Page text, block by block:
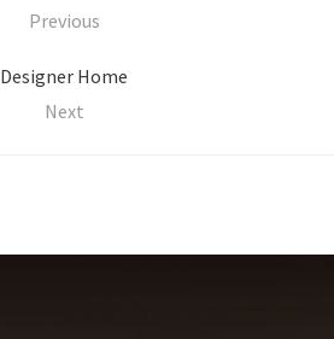
Previous
Designer Home
Next